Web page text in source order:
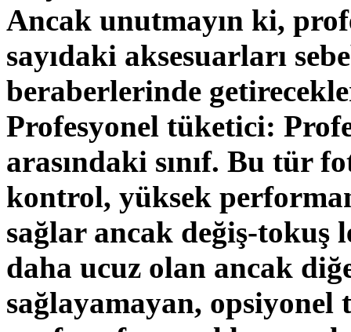
Ancak unutmayın ki,
sayıdaki aksesuarları
beraberlerinde
Profesyonel tüketici:
arasındaki sınıf. Bu tür
kontrol, yüksek
sağlar ancak değiş-tokuş
daha ucuz olan ancak
sağlayamayan, opsiyonel